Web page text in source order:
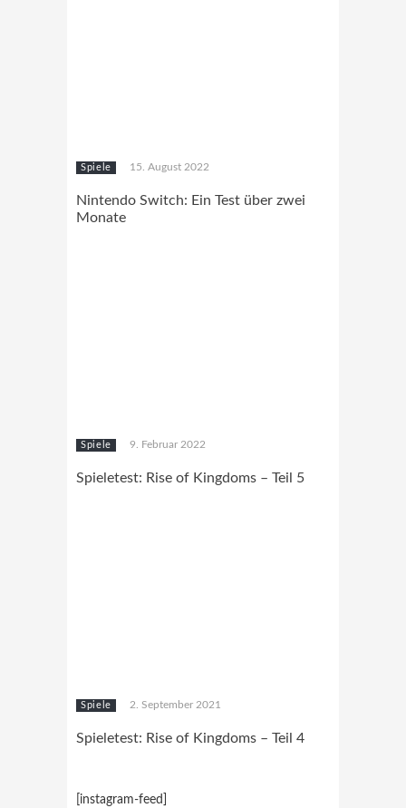
Spiele 15. August 2022
Nintendo Switch: Ein Test über zwei
Monate
Spiele 9. Februar 2022
Spieletest: Rise of Kingdoms – Teil 5
Spiele 2. September 2021
Spieletest: Rise of Kingdoms – Teil 4
[instagram-feed]